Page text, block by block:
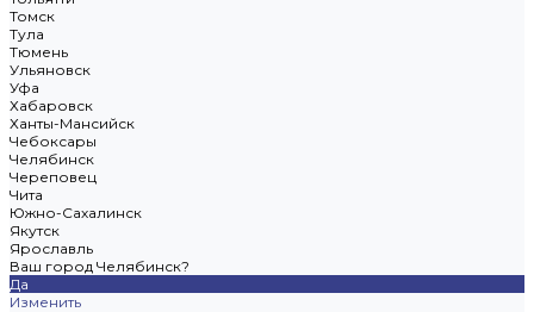
Томск
Тула
Тюмень
Ульяновск
Уфа
Хабаровск
Ханты-Мансийск
Чебоксары
Челябинск
Череповец
Чита
Южно-Сахалинск
Якутск
Ярославль
Ваш город Челябинск?
Да
Изменить